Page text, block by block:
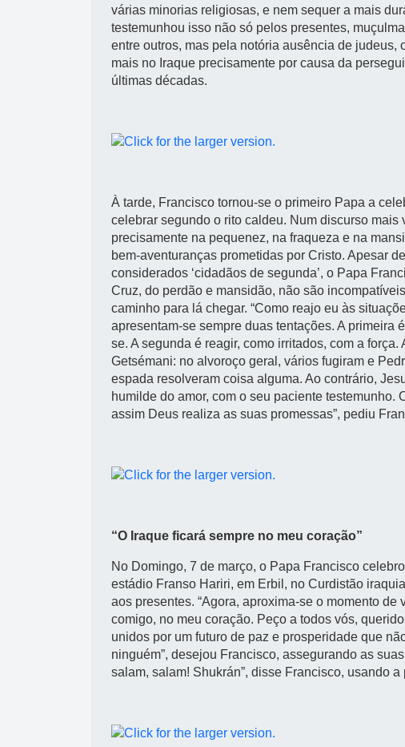
várias minorias religiosas, e nem sequer a mais
testemunhou isso não só pelos presentes,
entre outros, mas pela notória ausência de judeus,
mais no Iraque precisamente por causa da
últimas décadas.
À tarde, Francisco tornou-se o primeiro Papa a
celebrar segundo o rito caldeu. Num discurso
precisamente na pequenez, na fraqueza e na
bem-aventuranças prometidas por Cristo. Apesar
considerados ‘cidadãos de segunda’, o Papa
Cruz, do perdão e mansidão, não são
caminho para lá chegar. “Como reajo eu às
apresentam-se sempre duas tentações. A primeira
se. A segunda é reagir, como irritados, com a
Getsémani: no alvoroço geral, vários fugiram e
espada resolveram coisa alguma. Ao contrário,
humilde do amor, com o seu paciente testemunho.
assim Deus realiza as suas promessas”, pediu
“O Iraque ficará sempre no meu coração”
No Domingo, 7 de março, o Papa Francisco
estádio Franso Hariri, em Erbil, no Curdistão
aos presentes. “Agora, aproxima-se o momento
comigo, no meu coração. Peço a todos vós,
unidos por um futuro de paz e prosperidade que
ninguém”, desejou Francisco, assegurando as
salam, salam! Shukrán”, disse Francisco, usando a